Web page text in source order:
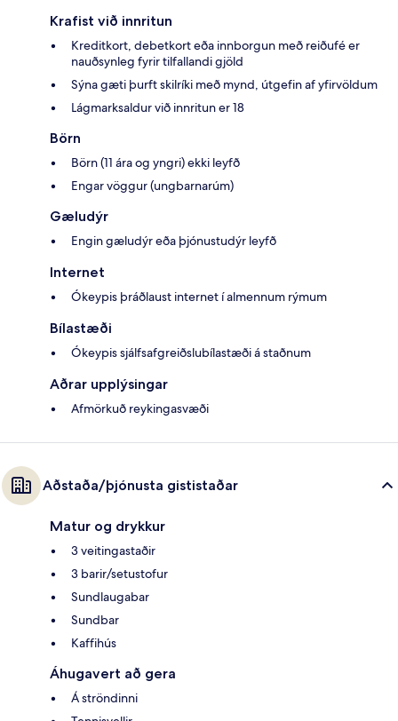
Krafist við innritun
Kreditkort, debetkort eða innborgun með reiðufé er
nauðsynleg fyrir tilfallandi gjöld
Sýna gæti þurft skilríki með mynd, útgefin af yfirvöldum
Lágmarksaldur við innritun er 18
Börn
Börn (11 ára og yngri) ekki leyfð
Engar vöggur (ungbarnarúm)
Gæludýr
Engin gæludýr eða þjónustudýr leyfð
Internet
Ókeypis þráðlaust internet í almennum rýmum
Bílastæði
Ókeypis sjálfsafgreiðslubílastæði á staðnum
Aðrar upplýsingar
Afmörkuð reykingasvæði
Aðstaða/þjónusta gististaðar
Matur og drykkur
3 veitingastaðir
3 barir/setustofur
Sundlaugabar
Sundbar
Kaffihús
Áhugavert að gera
Á ströndinni